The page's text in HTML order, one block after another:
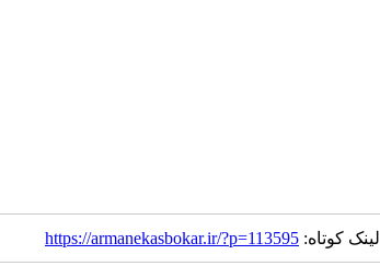
لینک کوتاه: https://armanekasbokar.ir/?p=113595